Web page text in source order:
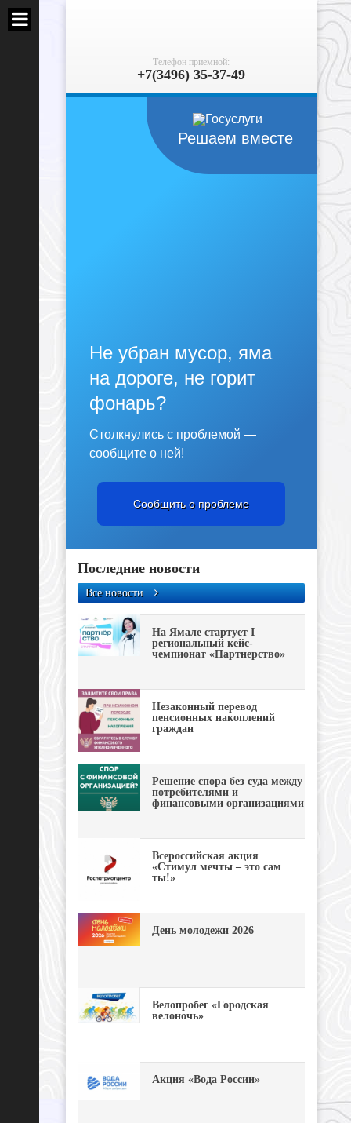
Телефон приемной:
+7(3496) 35-37-49
Решаем вместе
Не убран мусор, яма
на дороге, не горит
фонарь?
Столкнулись с проблемой —
сообщите о ней!
Сообщить о проблеме
Последние новости
Все новости
На Ямале стартует I
региональный кейс-
чемпионат «Партнерство»
Незаконный перевод
пенсионных накоплений
граждан
Решение спора без суда между
потребителями и
финансовыми организациями
Всероссийская акция
«Стимул мечты – это сам
ты!»
День молодежи 2026
Велопробег «Городская
велоночь»
Акция «Вода России»